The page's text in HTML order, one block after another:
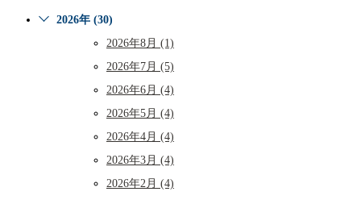
2026年 (30)
2026年8月 (1)
2026年7月 (5)
2026年6月 (4)
2026年5月 (4)
2026年4月 (4)
2026年3月 (4)
2026年2月 (4)